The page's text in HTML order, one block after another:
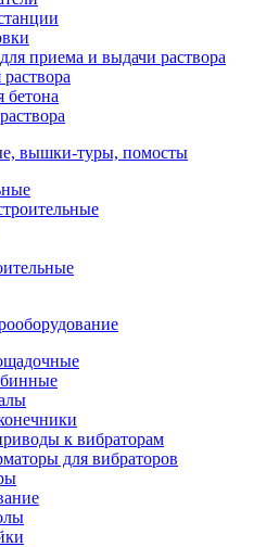
приема и выдачи раствора
бетона
вышки-туры, помосты
к вибраторам
для вибраторов